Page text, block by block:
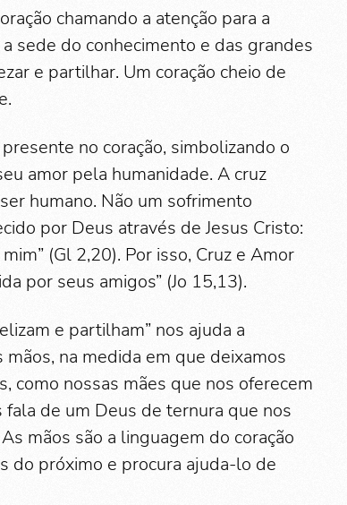
chamando a atenção para a
sede do conhecimento e das grandes
e partilhar. Um coração cheio de
no coração, simbolizando o
amor pela humanidade. A cruz
humano. Não um sofrimento
por Deus através de Jesus Cristo:
(Gl 2,20). Por isso, Cruz e Amor
por seus amigos” (Jo 15,13).
e partilham” nos ajuda a
na medida em que deixamos
como nossas mães que nos oferecem
de um Deus de ternura que nos
mãos são a linguagem do coração
do próximo e procura ajuda-lo de